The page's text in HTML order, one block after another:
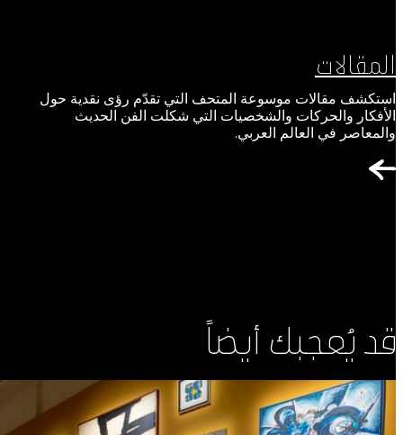
المقالات
استكشف مقالات موسوعة المتحف التي تقدّم رؤى نقدية حول
الأفكار والحركات والشخصيات التي شكلت الفن الحديث
والمعاصر في العالم العربي.
قد يُعجبك أيضاً